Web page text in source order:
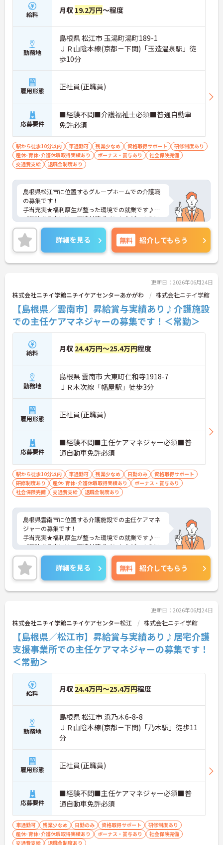
給料 月収 19.2万円～程度
勤務地
島根県 松江市 玉湯町湯町189-1
ＪＲ山陰本線(京都－下関)「玉造温泉駅」徒
歩10分
雇用形態 正社員(正職員)
応募要件
■経験不問■介護福祉士必須■普通自動車
免許必須
駅から徒歩10分以内 車通勤可 残業少なめ 資格取得サポート
研修制度あり
産休･育休･介護休暇取得実績あり
ボーナス・賞与あり
社会保険完備
交通費支給
退職金制度あり
島根県松江市に位置するグループホームでの介護職
の募集です！
手当充実★福利厚生が整った環境での就業です♪
ご興味ある方には、面接対策ポイントなど、さらに
詳細をお話しいたしますのでお気軽にご相談くださ
い。
詳細を見る 無料 紹介してもらう
更新日：2026年06月24日
株式会社ニチイ学館ニチイケアセンターあかがわ 株式会社ニチイ学館
【島根県／雲南市】昇給賞与実績あり♪介護施設
での主任ケアマネジャーの募集です！＜常勤＞
給料 月収 24.4万円～25.4万円程度
勤務地
島根県 雲南市 大東町仁和寺1918-7
ＪＲ木次線「幡屋駅」徒歩3分
雇用形態 正社員(正職員)
応募要件
■経験不問■主任ケアマネジャー必須■普
通自動車免許必須
駅から徒歩10分以内 車通勤可 残業少なめ 日勤のみ
資格取得サポート
研修制度あり
産休･育休･介護休暇取得実績あり
ボーナス・賞与あり
社会保険完備
交通費支給 退職金制度あり
島根県雲南市に位置する介護施設での主任ケアマネ
ジャーの募集です！
手当充実★福利厚生が整った環境での就業です♪
ご興味ある方には、面接対策ポイントなど、さらに
詳細をお話しいたしますのでお気軽にご相談くださ
い。
詳細を見る 無料 紹介してもらう
更新日：2026年06月24日
株式会社ニチイ学館ニチイケアセンター松江 株式会社ニチイ学館
【島根県／松江市】昇給賞与実績あり♪居宅介護
支援事業所での主任ケアマネジャーの募集です！
＜常勤＞
給料 月収 24.4万円～25.4万円程度
勤務地
島根県 松江市 浜乃木6-8-8
ＪＲ山陰本線(京都－下関)「乃木駅」徒歩11
分
雇用形態 正社員(正職員)
応募要件
■経験不問■主任ケアマネジャー必須■普
通自動車免許必須
車通勤可 残業少なめ 日勤のみ 資格取得サポート
研修制度あり
産休･育休･介護休暇取得実績あり
ボーナス・賞与あり
社会保険完備
交通費支給
退職金制度あり